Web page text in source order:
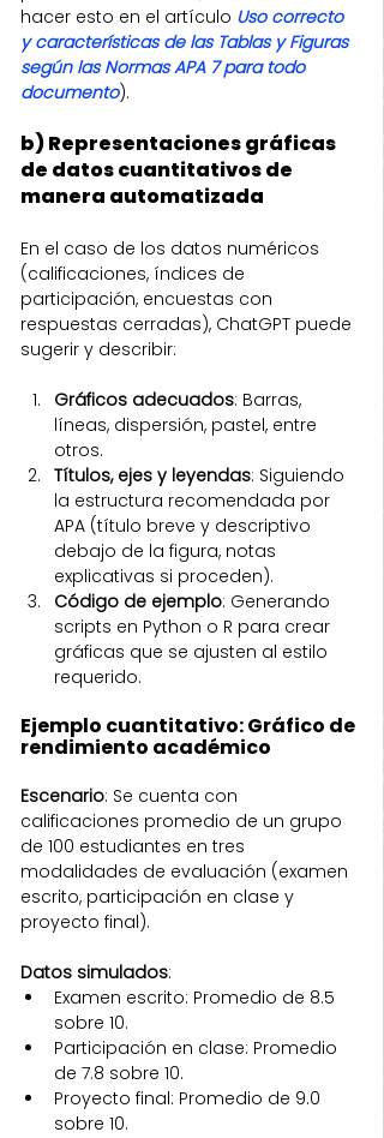
hacer esto en el artículo Uso correcto
y características de las Tablas y Figuras
según las Normas APA 7 para todo
documento).
b) Representaciones gráficas
de datos cuantitativos de
manera automatizada
En el caso de los datos numéricos
(calificaciones, índices de
participación, encuestas con
respuestas cerradas), ChatGPT puede
sugerir y describir:
Gráficos adecuados: Barras,
líneas, dispersión, pastel, entre
otros.
Títulos, ejes y leyendas: Siguiendo
la estructura recomendada por
APA (título breve y descriptivo
debajo de la figura, notas
explicativas si proceden).
Código de ejemplo: Generando
scripts en Python o R para crear
gráficas que se ajusten al estilo
requerido.
Ejemplo cuantitativo: Gráfico de
rendimiento académico
Escenario: Se cuenta con
calificaciones promedio de un grupo
de 100 estudiantes en tres
modalidades de evaluación (examen
escrito, participación en clase y
proyecto final).
Datos simulados:
Examen escrito: Promedio de 8.5
sobre 10.
Participación en clase: Promedio
de 7.8 sobre 10.
Proyecto final: Promedio de 9.0
sobre 10.